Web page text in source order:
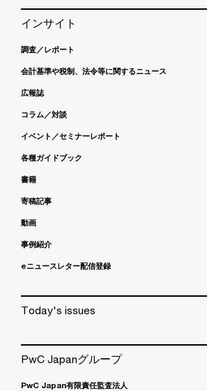
インサイト
調査／レポート
会計基準や税制、法令等に関するニュース
広報誌
コラム／対談
イベント／セミナーレポート
各種ガイドブック
書籍
寄稿記事
動画
事例紹介
eニュースレター配信登録
Today's issues
PwC Japanグループ
PwC Japan有限責任監査法人